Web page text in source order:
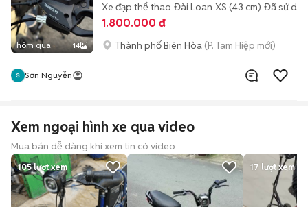
hôm qua 14
Xe đạp thể thao Đài Loan XS (43 cm) Đã sử
1.800.000 đ
Thành phố Biên Hòa (P. Tam Hiệp mới)
Sơn Nguyễn
Xem ngoại hình xe qua video
Mua bán dễ dàng khi xem tin có video
105lượt xem 17 lượt xem